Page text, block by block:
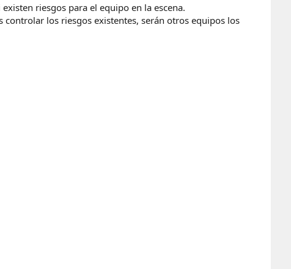
riesgos para el equipo en la escena.
los riesgos existentes, serán otros equipos los